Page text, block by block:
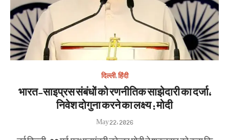
दिल्ली,हिंदी
भारत-साइप्रस संबंधों को रणनीतिक साझेदारी का दर्जा,
निवेश दोगुना करने का लक्ष्य : मोदी
Posted
on
May 22, 2026